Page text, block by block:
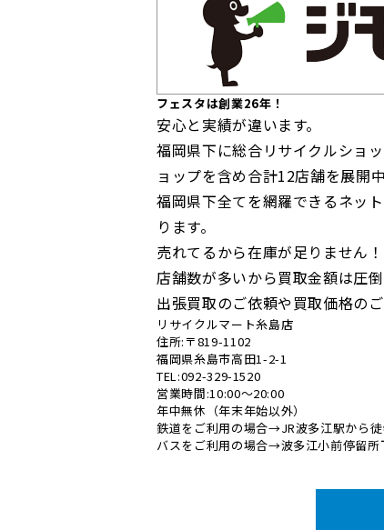
フェスタは創業26年！
安心と実績が違います。
福岡県下に総合リサイクルショ
ョップを含め合計12店舗を展開中
福岡県下全てを網羅できるネッ
ります。
売れてるから在庫が足りません！
店舗数が多いから買取金額は圧
出張買取のご依頼や買取価格の
リサイクルマート糸島店
住所:〒819-1102
福岡県糸島市高田1-2-1
TEL:092-329-1520
営業時間:10:00～20:00
年中無休（年末年始以外）
鉄道をご利用の場合→JR波多江駅から
バスをご利用の場合→波多江小前停留所